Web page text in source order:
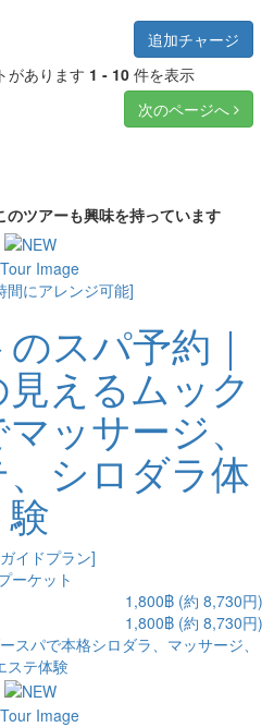
追加チャージ
があります 1 - 10 件を表示
次のページへ
のツアーも興味を持っています
間にアレンジ可能]
スパ予約｜
えるムック
ッサージ、
シロダラ体
験
イドプラン]
ーケット
1,800฿ (約 8,730円)
1,800฿ (約 8,730円)
スパで本格シロダラ、マッサージ、
ステ体験